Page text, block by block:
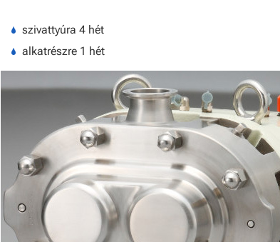
szivattyúra 4 hét
alkatrészre 1 hét